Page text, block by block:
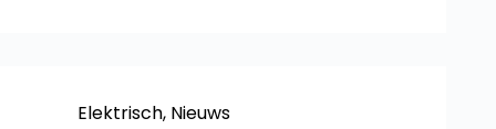
Elektrisch, Nieuws